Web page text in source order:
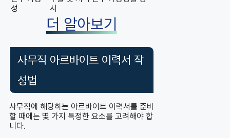
성
시
더 알아보기
사무직 아르바이트 이력서 작
성법
사무직에 해당하는 아르바이트 이력서를 준비
할 때에는 몇 가지 특정한 요소를 고려해야 합
니다.